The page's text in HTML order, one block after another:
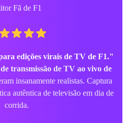
Fã de F1
edições virais de TV de F1."
transmissão de TV ao vivo de
insanamente realistas. Captura
autêntica de televisão em dia de
corrida.